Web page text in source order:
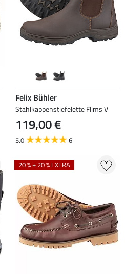
Felix Bühler
Stahlkappenstiefelette Flims V
119,00 €
5.0 6
20 % + 20 % EXTRA